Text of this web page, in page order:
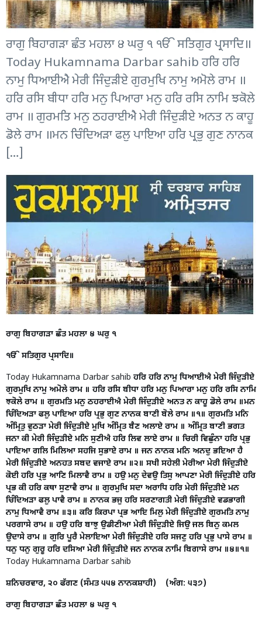
ਰਾਗੁ ਬਿਹਾਗੜਾ ਛੰਤ ਮਹਲਾ ੪ ਘਰੁ ੧ ੴ ਸਤਿਗੁਰ ਪ੍ਰਸਾਦਿ॥
Today Hukamnama Darbar sahib ਹਰਿ ਹਰਿ
ਨਾਮੁ ਧਿਆਈਐ ਮੇਰੀ ਜਿੰਦੁੜੀਏ ਗੁਰਮੁਖਿ ਨਾਮੁ ਅਮੋਲੇ ਰਾਮ ॥
ਹਰਿ ਰਸਿ ਬੀਧਾ ਹਰਿ ਮਨੁ ਪਿਆਰਾ ਮਨੁ ਹਰਿ ਰਸਿ ਨਾਮਿ ਝਕੋਲੇ
ਰਾਮ ॥ ਗੁਰਮਤਿ ਮਨੁ ਠਹਰਾਈਐ ਮੇਰੀ ਜਿੰਦੁੜੀਏ ਅਨਤ ਨ ਕਾਹੂ
ਡੋਲੇ ਰਾਮ ॥ਮਨ ਚਿੰਦਿਅੜਾ ਫਲੁ ਪਾਇਆ ਹਰਿ ਪ੍ਰਭੁ ਗੁਣ ਨਾਨਕ
[…]
ਰਾਗੁ ਬਿਹਾਗੜਾ ਛੰਤ ਮਹਲਾ ੪ ਘਰੁ ੧
ੴ ਸਤਿਗੁਰ ਪ੍ਰਸਾਦਿ॥
Today Hukamnama Darbar sahib ਹਰਿ ਹਰਿ ਨਾਮੁ ਧਿਆਈਐ ਮੇਰੀ ਜਿੰਦੁੜੀਏ
ਗੁਰਮੁਖਿ ਨਾਮੁ ਅਮੋਲੇ ਰਾਮ ॥ ਹਰਿ ਰਸਿ ਬੀਧਾ ਹਰਿ ਮਨੁ ਪਿਆਰਾ ਮਨੁ ਹਰਿ ਰਸਿ ਨਾਮਿ
ਝਕੋਲੇ ਰਾਮ ॥ ਗੁਰਮਤਿ ਮਨੁ ਠਹਰਾਈਐ ਮੇਰੀ ਜਿੰਦੁੜੀਏ ਅਨਤ ਨ ਕਾਹੂ ਡੋਲੇ ਰਾਮ ॥ਮਨ
ਚਿੰਦਿਅੜਾ ਫਲੁ ਪਾਇਆ ਹਰਿ ਪ੍ਰਭੁ ਗੁਣ ਨਾਨਕ ਬਾਣੀ ਬੋਲੇ ਰਾਮ ॥੧॥ ਗੁਰਮਤਿ ਮਨਿ
ਅੰਮ੍ਰਿਤੁ ਵੁਠੜਾ ਮੇਰੀ ਜਿੰਦੁੜੀਏ ਮੁਖਿ ਅੰਮ੍ਰਿਤ ਬੈਣ ਅਲਾਏ ਰਾਮ ॥ ਅੰਮ੍ਰਿਤ ਬਾਣੀ ਭਗਤ
ਜਨਾ ਕੀ ਮੇਰੀ ਜਿੰਦੁੜੀਏ ਮਨਿ ਸੁਣੀਐ ਹਰਿ ਲਿਵ ਲਾਏ ਰਾਮ ॥ ਚਿਰੀ ਵਿਛੁੰਨਾ ਹਰਿ ਪ੍ਰਭੁ
ਪਾਇਆ ਗਲਿ ਮਿਲਿਆ ਸਹਜਿ ਸੁਭਾਏ ਰਾਮ ॥ ਜਨ ਨਾਨਕ ਮਨਿ ਅਨਦੁ ਭਇਆ ਹੈ
ਮੇਰੀ ਜਿੰਦੁੜੀਏ ਅਨਹਤ ਸਬਦ ਵਜਾਏ ਰਾਮ ॥੨॥ ਸਖੀ ਸਹੇਲੀ ਮੇਰੀਆ ਮੇਰੀ ਜਿੰਦੁੜੀਏ
ਕੋਈ ਹਰਿ ਪ੍ਰਭੁ ਆਣਿ ਮਿਲਾਵੈ ਰਾਮ ॥ ਹਉ ਮਨੁ ਦੇਵਉ ਤਿਸੁ ਆਪਣਾ ਮੇਰੀ ਜਿੰਦੁੜੀਏ ਹਰਿ
ਪ੍ਰਭ ਕੀ ਹਰਿ ਕਥਾ ਸੁਣਾਵੈ ਰਾਮ ॥ ਗੁਰਮੁਖਿ ਸਦਾ ਅਰਾਧਿ ਹਰਿ ਮੇਰੀ ਜਿੰਦੁੜੀਏ ਮਨ
ਚਿੰਦਿਅੜਾ ਫਲੁ ਪਾਵੈ ਰਾਮ ॥ ਨਾਨਕ ਭਜੁ ਹਰਿ ਸਰਣਾਗਤੀ ਮੇਰੀ ਜਿੰਦੁੜੀਏ ਵਡਭਾਗੀ
ਨਾਮੁ ਧਿਆਵੈ ਰਾਮ ॥੩॥ ਕਰਿ ਕਿਰਪਾ ਪ੍ਰਭ ਆਇ ਮਿਲੁ ਮੇਰੀ ਜਿੰਦੁੜੀਏ ਗੁਰਮਤਿ ਨਾਮੁ
ਪਰਗਾਸੇ ਰਾਮ ॥ ਹਉ ਹਰਿ ਬਾਝੁ ਉਡੀਣੀਆ ਮੇਰੀ ਜਿੰਦੁੜੀਏ ਜਿਉ ਜਲ ਬਿਨੁ ਕਮਲ
ਉਦਾਸੇ ਰਾਮ ॥ ਗੁਰਿ ਪੂਰੈ ਮੇਲਾਇਆ ਮੇਰੀ ਜਿੰਦੁੜੀਏ ਹਰਿ ਸਜਣੁ ਹਰਿ ਪ੍ਰਭੁ ਪਾਸੇ ਰਾਮ ॥
ਧਨੁ ਧਨੁ ਗੁਰੂ ਹਰਿ ਦਸਿਆ ਮੇਰੀ ਜਿੰਦੁੜੀਏ ਜਨ ਨਾਨਕ ਨਾਮਿ ਬਿਗਾਸੇ ਰਾਮ ॥੪॥੧॥
Today Hukamnama Darbar sahib
ਸ਼ਨਿਚਰਵਾਰ, ੨੦ ਫੱਗਣ (ਸੰਮਤ ੫੫੪ ਨਾਨਕਸ਼ਾਹੀ) (ਅੰਗ: ੫੩੭)
ਰਾਗੁ ਬਿਹਾਗੜਾ ਛੰਤ ਮਹਲਾ ੪ ਘਰੁ ੧